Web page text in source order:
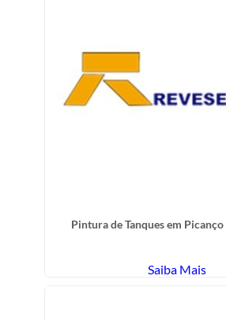
Pintura de Tanques em
Saiba Mais